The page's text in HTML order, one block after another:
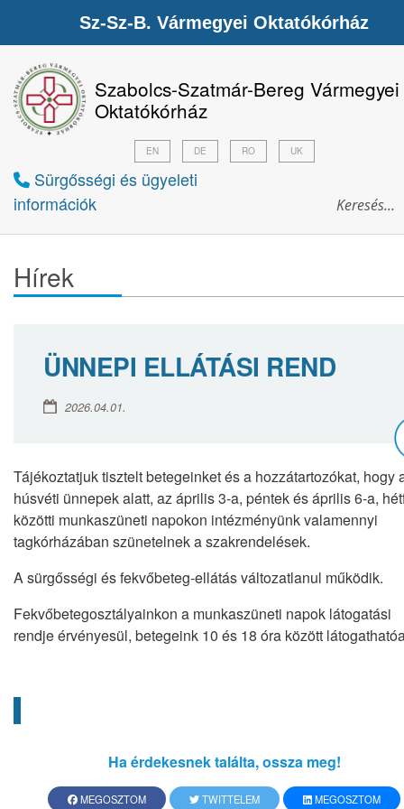
Szabolcs-Szatmár-Bereg Vármegyei
Oktatókórház
Sürgősségi és ügyeleti
információk
EN DE RO UK
Hírek
ÜNNEPI ELLÁTÁSI REND
2026.04.01.
Tájékoztatjuk tisztelt betegeinket és a hozzátartozókat, hogy
húsvéti ünnepek alatt, az április 3-a, péntek és április 6-a,
közötti munkaszüneti napokon intézményünk valamennyi
tagkórházában szünetelnek a szakrendelések.
A sürgősségi és fekvőbeteg-ellátás változatlanul működik.
Fekvőbetegosztályainkon a munkaszüneti napok látogatási
rendje érvényesül, betegeink 10 és 18 óra között
Ha érdekesnek találta, ossza meg!
MEGOSZTOM TWITTELEM
MEGOSZTOM
Sz-Sz-B. Vármegyei Oktatókórház